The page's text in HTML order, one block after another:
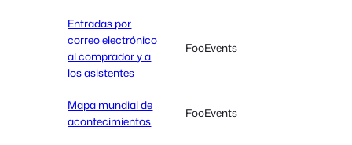
Entradas por
correo electrónico
al comprador y a
los asistentes
FooEvents
Mapa mundial de
acontecimientos
FooEvents